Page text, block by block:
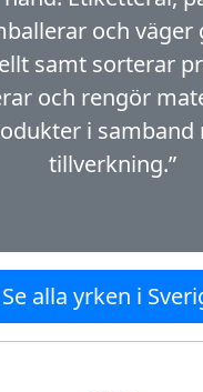
och väger
samt sorterar
och rengör
i samband
tillverkning.”
Se alla yrken i